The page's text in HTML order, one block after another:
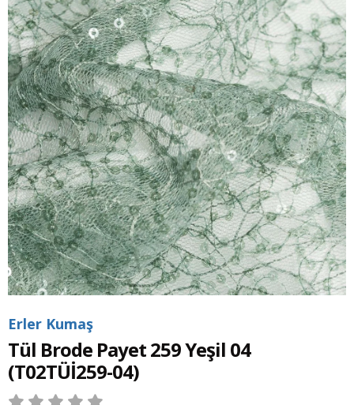
Erler Kumaş
Tül Brode Payet 259 Yeşil 04
(T02TÜİ259-04)